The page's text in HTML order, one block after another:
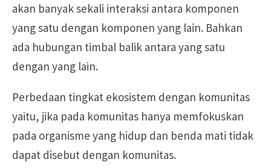
akan banyak sekali interaksi antara komponen
yang satu dengan komponen yang lain. Bahkan
ada hubungan timbal balik antara yang satu
dengan yang lain.
Perbedaan tingkat ekosistem dengan komunitas
yaitu, jika pada komunitas hanya memfokuskan
pada organisme yang hidup dan benda mati tidak
dapat disebut dengan komunitas.